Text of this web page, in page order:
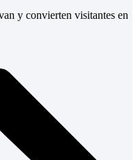
y convierten visitantes en